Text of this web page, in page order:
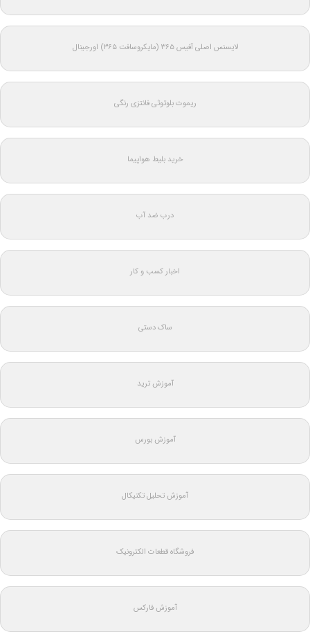
لایسنس اصلی آفیس ۳۶۵ (مایکروسافت ۳۶۵) اورجینال
ریموت بلوتوثی فانتزی رنگی
خرید بلیط هواپیما
درب ضد آب
اخبار کسب و کار
ساک دستی
آموزش ترید
آموزش بورس
آموزش تحلیل تکنیکال
فروشگاه قطعات الکترونیک
آموزش فارکس